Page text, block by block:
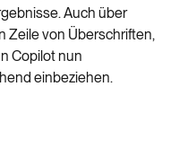
Auch über
Zeile von Überschriften,
Copilot nun
einbeziehen.